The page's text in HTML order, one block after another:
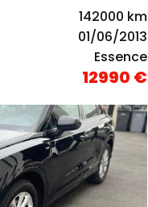
142000 km
01/06/2013
Essence
12990 €